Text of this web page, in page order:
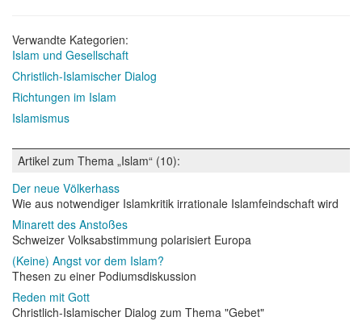
Verwandte Kategorien:
Islam und Gesellschaft
Christlich-Islamischer Dialog
Richtungen im Islam
Islamismus
Artikel zum Thema „Islam“ (10):
Der neue Völkerhass
Wie aus notwendiger Islamkritik irrationale Islamfeindschaft wird
Minarett des Anstoßes
Schweizer Volksabstimmung polarisiert Europa
(Keine) Angst vor dem Islam?
Thesen zu einer Podiumsdiskussion
Reden mit Gott
Christlich-Islamischer Dialog zum Thema "Gebet"